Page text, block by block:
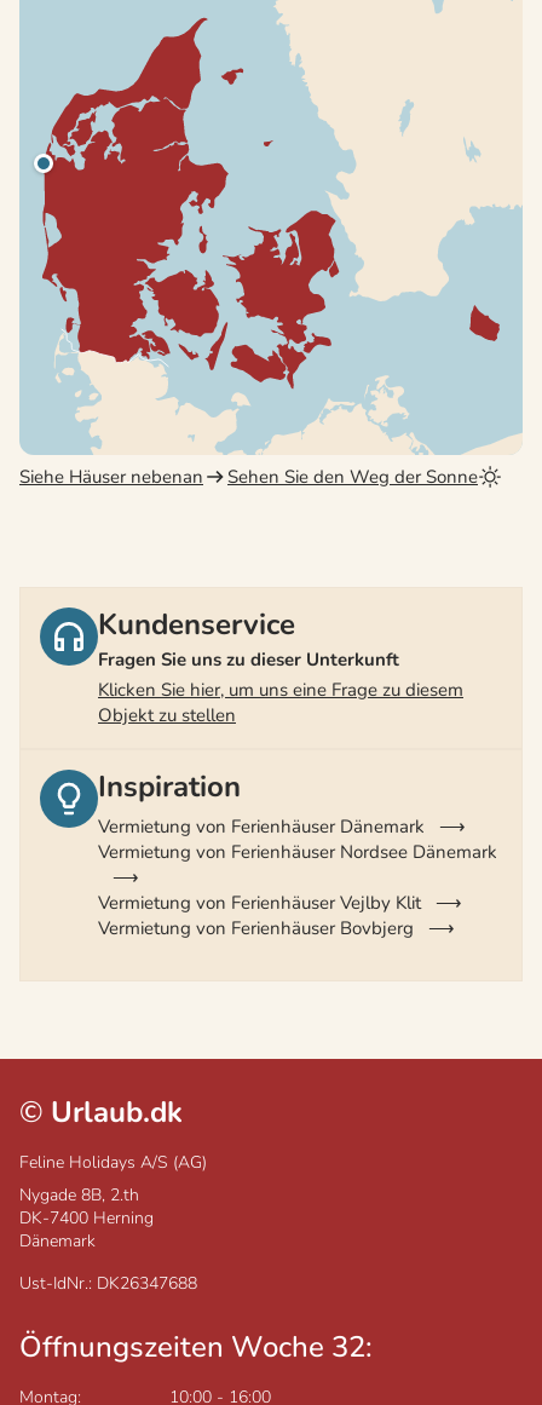
Siehe Häuser nebenan Sehen Sie den Weg der Sonne
Kundenservice
Fragen Sie uns zu dieser Unterkunft
Klicken Sie hier, um uns eine Frage zu diesem
Objekt zu stellen
Inspiration
Vermietung von Ferienhäuser Dänemark
Vermietung von Ferienhäuser Nordsee Dänemark
Vermietung von Ferienhäuser Vejlby Klit
Vermietung von Ferienhäuser Bovbjerg
© Urlaub.dk
Feline Holidays A/S (AG)
Nygade 8B, 2.th
DK-7400 Herning
Dänemark
Ust-IdNr.: DK26347688
Öffnungszeiten Woche 32:
Montag: 10:00 - 16:00